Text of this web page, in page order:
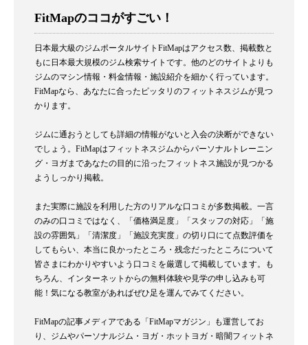
FitMapのココがすごい！
日本最大級のジムポータルサイトFitMapはアクセス数、掲載数と
もに日本最大規模のジム検索サイトです。他のどのサイトよりも
ジムのマシン情報・料金情報・施設紹介を細かく行っています。
FitMapなら、あなたに合ったピッタリのフィットネスジムが見つ
かります。
ジムに通おうとしても詳細の情報がないと入会の決断ができない
でしょう。FitMapはフィットネスジムからパーソナルトレーニン
グ・ヨガまであなたの目的に沿ったフィットネス施設が見つかる
ようしっかり掲載。
また実際に施設を利用した方のリアルな口コミが多数掲載。一言
のみの口コミではなく、「価格満足度」「スタッフの対応」「施
設の雰囲気」「清潔度」「施設充実度」の切り口にて点数評価を
してもらい、本当に良かったところ・残念だったところについて
皆さまにわかりやすいよう口コミを厳選して掲載しています。も
ちろん、インターネットからの無料体験や見学の申し込みも可
能！気になる教室があればぜひ足を運んでみてください。
FitMapの記事メディアである「FitMapマガジン」も運営してお
り、ジムやパーソナルジム・ヨガ・ホットヨガ・暗闇フィットネ